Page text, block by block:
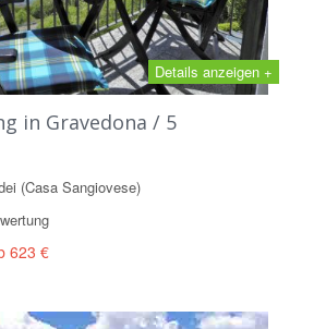
Details anzeigen +
in Gravedona / 5
(Casa Sangiovese)
623 €